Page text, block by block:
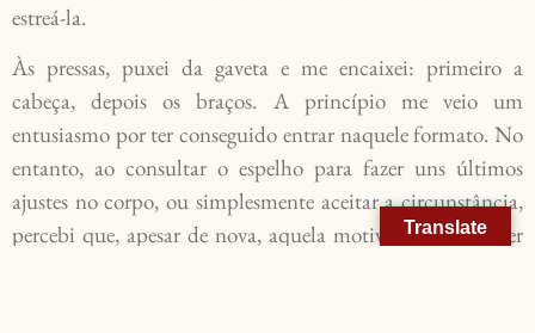
estreá-la.
Às pressas, puxei da gaveta e me encaixei: primeiro a
cabeça, depois os braços. A princípio me veio um
entusiasmo por ter conseguido entrar naquele formato. No
entanto, ao consultar o espelho para fazer uns últimos
ajustes no corpo, ou simplesmente aceitar a circunstância,
percebi que, apesar de nova, aquela motivação parecia ter
Translate